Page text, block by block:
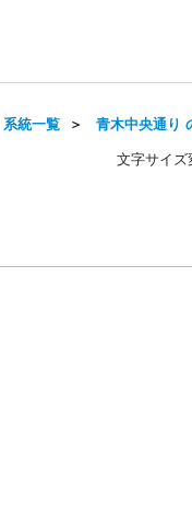
統一覧 ＞ 青木中央通り
文字サイズ